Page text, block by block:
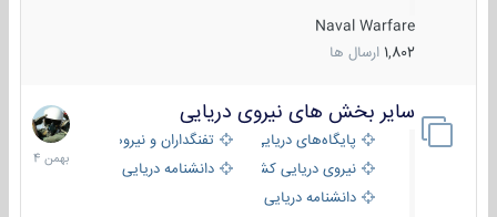
Naval Warfare
1,802 ارسال ها
سایر بخش های نیروی دریایی
پایگاه‌های دریایی
تفنگداران و نیروهای ویژه‌ی دریایی
نیروی دریایی کشورهای مختلفدانشنامه دریایی
دانشنامه دریایی کپی
22
بهمن
1404